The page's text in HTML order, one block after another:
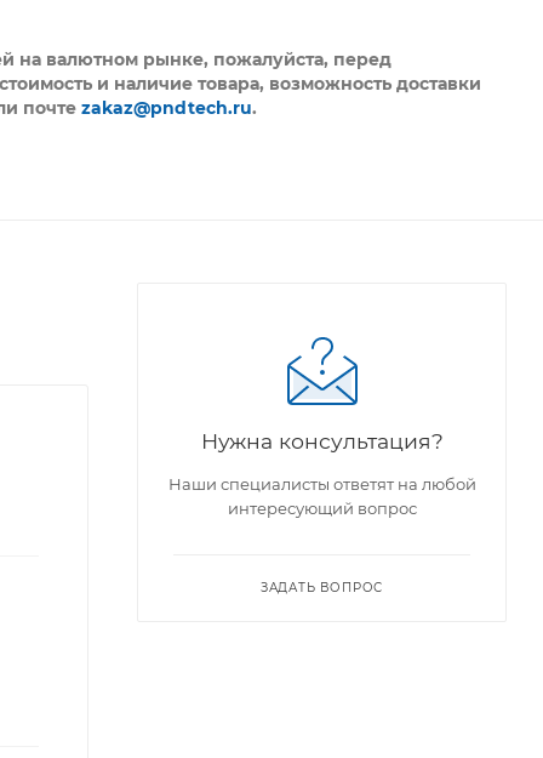
на валютном рынке, пожалуйста, перед
и наличие товара, возможность доставки
почтеzakaz@pndtech.ru.
Нужна консультация?
Наши специалисты ответят на любой
интересующий вопрос
ЗАДАТЬ ВОПРОС